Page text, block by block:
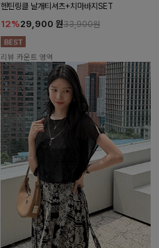
헨틴링클 날개티셔츠+치마바지SET
12%29,900 원33,900원
리뷰 카운트 영역